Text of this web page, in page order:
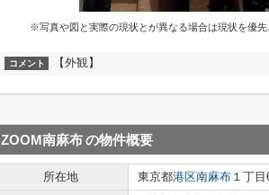
※写真や図と実際の現状とが異なる場合は現状を優
コメント 【外観】
ZOOM南麻布の物件概要
所在地 東京都港区南麻布 １丁